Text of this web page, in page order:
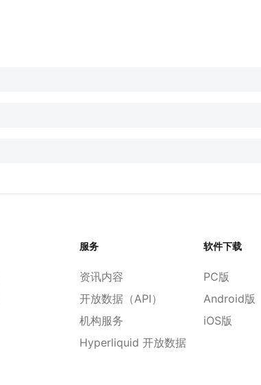
服务
资讯内容
开放数据（API）
机构服务
Hyperliquid 开放数据
软件下载
PC版
Android版
iOS版